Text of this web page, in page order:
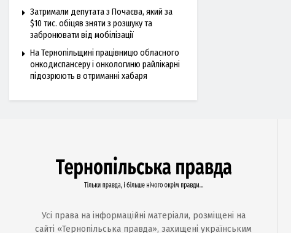
Затримали депутата з Почаєва, який за
$10 тис. обіцяв зняти з розшуку та
забронювати від мобілізації
На Тернопільщині працівницю обласного
онкодиспансеру і онкологиню райлікарні
підозрюють в отриманні хабаря
Усі права на інформаційні матеріали, розміщені на
сайті «Тернопільська правда», захищені українським